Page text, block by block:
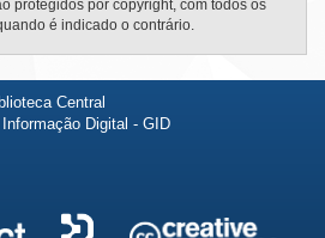
protegidos por copyright, com todos os
é indicado o contrário.
Central
Digital - GID